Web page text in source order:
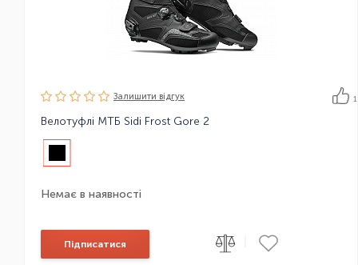
Залишити вiдгук 1
Велотуфлі МТБ Sidi Frost Gore 2
Немає в наявності
Підписатися